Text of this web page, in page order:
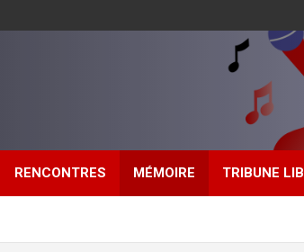
RENCONTRES MÉMOIRE TRIBUNE